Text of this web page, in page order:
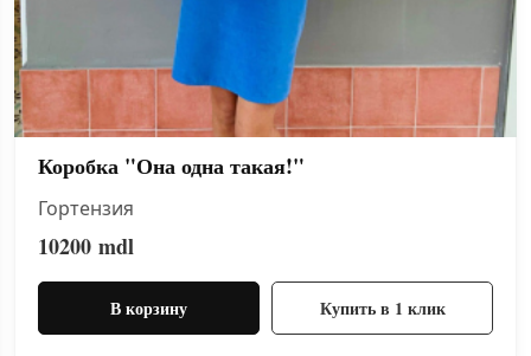
Коробка "Она одна такая!"
Гортензия
10200 mdl
В корзину Купить в 1 клик